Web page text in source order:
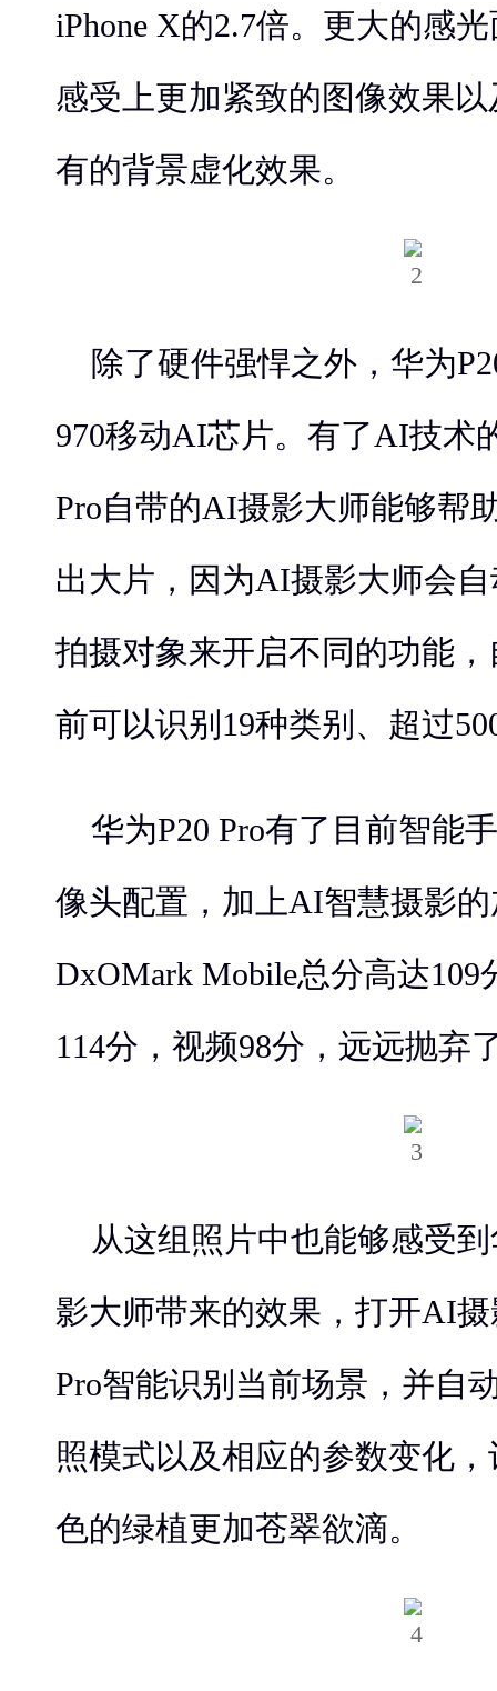
iPhone X的2.7倍。更大的感
感受上更加紧致的图像效果
有的背景虚化效果。
除了硬件强悍之外，华为
970移动AI芯片。有了AI技术
Pro自带的AI摄影大师能够帮
出大片，因为AI摄影大师会
拍摄对象来开启不同的功能
前可以识别19种类别、超过
华为P20 Pro有了目前智能
像头配置，加上AI智慧摄影
DxOMark Mobile总分高达
114分，视频98分，远远抛弃
从这组照片中也能够感受
影大师带来的效果，打开AI
Pro智能识别当前场景，并自
照模式以及相应的参数变化
色的绿植更加苍翠欲滴。